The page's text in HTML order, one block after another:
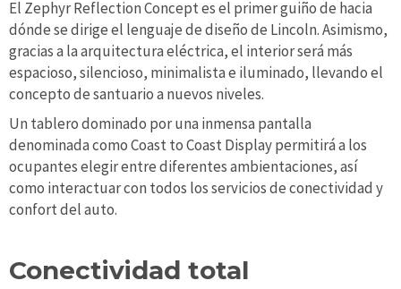
El Zephyr Reflection Concept es el primer guiño de hacia
dónde se dirige el lenguaje de diseño de Lincoln. Asimismo,
gracias a la arquitectura eléctrica, el interior será más
espacioso, silencioso, minimalista e iluminado, llevando el
concepto de santuario a nuevos niveles.
Un tablero dominado por una inmensa pantalla
denominada como Coast to Coast Display permitirá a los
ocupantes elegir entre diferentes ambientaciones, así
como interactuar con todos los servicios de conectividad y
confort del auto.
Conectividad total